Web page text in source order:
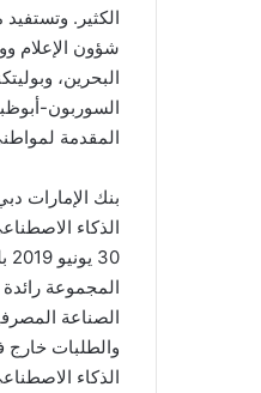
الكثير.
شؤون الإعلام
البحرين،
المقدمة
بنك الإمارات
الذكاء
المجموعة
والطلبات خارج
الذكاء